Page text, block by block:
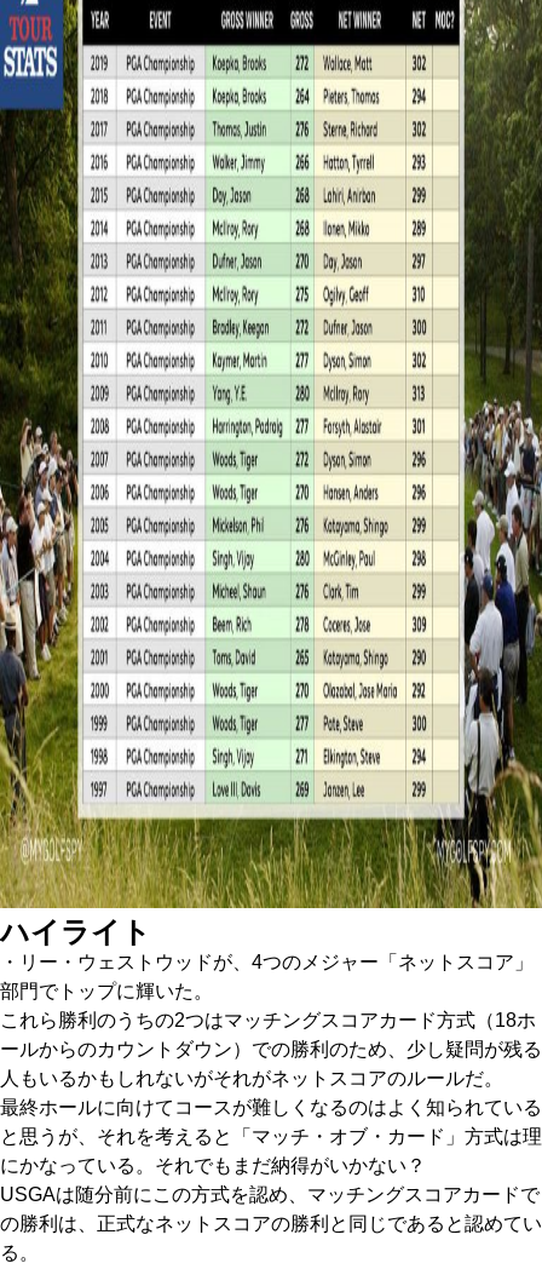
ハイライト
・リー・ウェストウッドが、4つのメジャー「ネットスコア」
部門でトップに輝いた。
これら勝利のうちの2つはマッチングスコアカード方式（18ホ
ールからのカウントダウン）での勝利のため、少し疑問が残る
人もいるかもしれないがそれがネットスコアのルールだ。
最終ホールに向けてコースが難しくなるのはよく知られている
と思うが、それを考えると「マッチ・オブ・カード」方式は理
にかなっている。それでもまだ納得がいかない？
USGAは随分前にこの方式を認め、マッチングスコアカードで
の勝利は、正式なネットスコアの勝利と同じであると認めてい
る。